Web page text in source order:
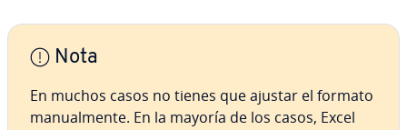
Nota
En muchos casos no tienes que ajustar el formato
ma­nua­l­me­n­te. En la mayoría de los casos, Excel